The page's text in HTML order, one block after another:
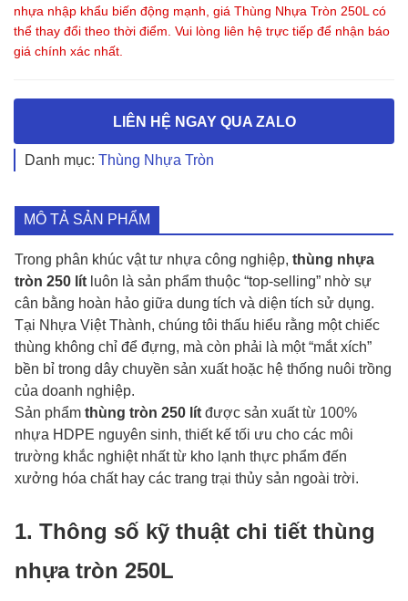
nhựa nhập khẩu biến động mạnh, giá Thùng Nhựa Tròn 250L có
thể thay đổi theo thời điểm. Vui lòng liên hệ trực tiếp để nhận báo
giá chính xác nhất.
LIÊN HỆ NGAY QUA ZALO
Danh mục: Thùng Nhựa Tròn
MÔ TẢ SẢN PHẨM
Trong phân khúc vật tư nhựa công nghiệp, thùng nhựa
tròn 250 lít luôn là sản phẩm thuộc “top-selling” nhờ sự
cân bằng hoàn hảo giữa dung tích và diện tích sử dụng.
Tại Nhựa Việt Thành, chúng tôi thấu hiểu rằng một chiếc
thùng không chỉ để đựng, mà còn phải là một “mắt xích”
bền bỉ trong dây chuyền sản xuất hoặc hệ thống nuôi trồng
của doanh nghiệp.
Sản phẩm thùng tròn 250 lít được sản xuất từ 100%
nhựa HDPE nguyên sinh, thiết kế tối ưu cho các môi
trường khắc nghiệt nhất từ kho lạnh thực phẩm đến
xưởng hóa chất hay các trang trại thủy sản ngoài trời.
1. Thông số kỹ thuật chi tiết thùng
nhựa tròn 250L